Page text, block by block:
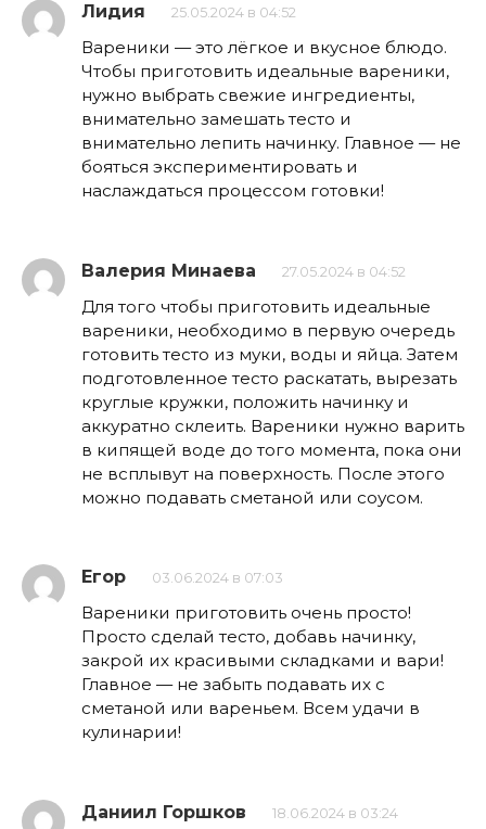
Лидия 25.05.2024 в 04:52
Вареники — это лёгкое и вкусное блюдо.
Чтобы приготовить идеальные вареники,
нужно выбрать свежие ингредиенты,
внимательно замешать тесто и
внимательно лепить начинку. Главное — не
бояться экспериментировать и
наслаждаться процессом готовки!
Валерия Минаева 27.05.2024 в 04:52
Для того чтобы приготовить идеальные
вареники, необходимо в первую очередь
готовить тесто из муки, воды и яйца. Затем
подготовленное тесто раскатать, вырезать
круглые кружки, положить начинку и
аккуратно склеить. Вареники нужно варить
в кипящей воде до того момента, пока они
не всплывут на поверхность. После этого
можно подавать сметаной или соусом.
Егор 03.06.2024 в 07:03
Вареники приготовить очень просто!
Просто сделай тесто, добавь начинку,
закрой их красивыми складками и вари!
Главное — не забыть подавать их с
сметаной или вареньем. Всем удачи в
кулинарии!
Даниил Горшков 18.06.2024 в 03:24